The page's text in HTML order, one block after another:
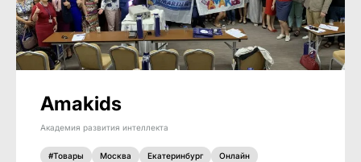
Amakids
Академия развития интеллекта
#Товары Москва Екатеринбург Онлайн